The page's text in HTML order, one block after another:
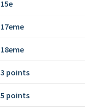
15e
17eme
18eme
3 points
5 points